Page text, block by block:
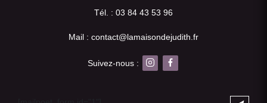
Tél. : 03 84 43 53 96
Mail : contact@lamaisondejudith.fr
Suivez-nous :